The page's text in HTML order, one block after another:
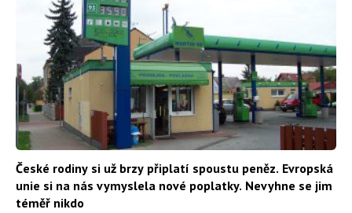
České rodiny si už brzy připlatí spoustu peněz. Evropská
unie si na nás vymyslela nové poplatky. Nevyhne se jim
téměř nikdo